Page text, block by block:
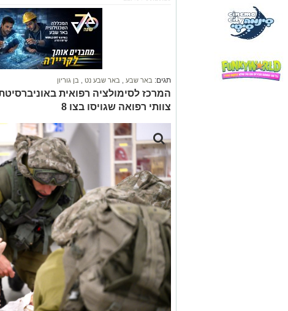
תגים: באר שבע באר שבע נט בן גוריון
המרכז לסימולציה רפואית
צוותי רפואה שגויסו בצו 8